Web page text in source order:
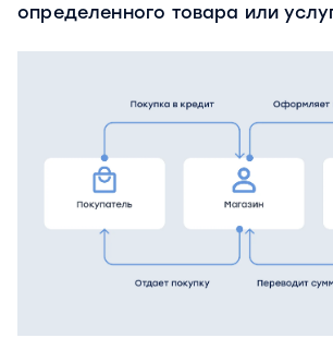
определенного товара или